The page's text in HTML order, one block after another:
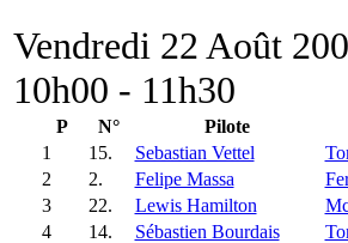
Vendredi 22 Août
10h00 - 11h30
P N° Pilote
1
15. Sebastian Vettel
2
2. Felipe Massa
3
22. Lewis Hamilton
4
14. Sébastien Bourdais